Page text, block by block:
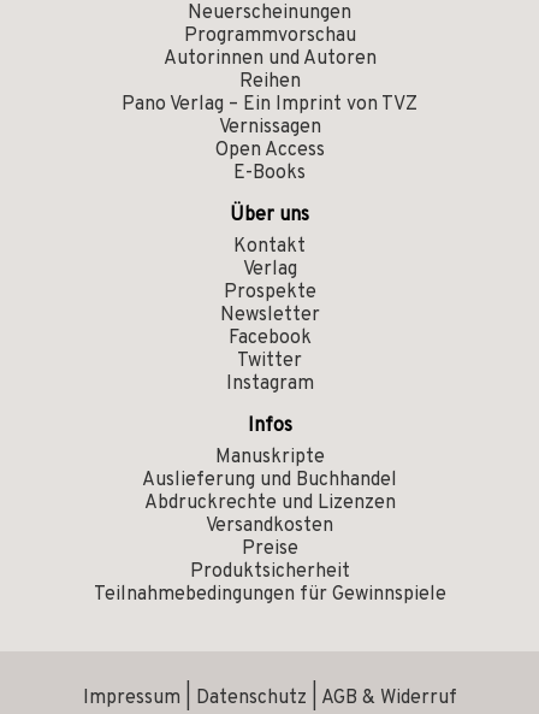
Neuerscheinungen
Programmvorschau
Autorinnen und Autoren
Reihen
Pano Verlag – Ein Imprint von TVZ
Vernissagen
Open Access
E-Books
Über uns
Kontakt
Verlag
Prospekte
Newsletter
Facebook
Twitter
Instagram
Infos
Manuskripte
Auslieferung und Buchhandel
Abdruckrechte und Lizenzen
Versandkosten
Preise
Produktsicherheit
Teilnahmebedingungen für Gewinnspiele
Impressum Datenschutz AGB & Widerruf